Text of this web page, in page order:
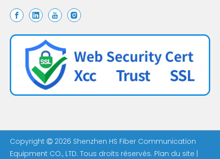
Copyright  2026 Shenzhen HS Fiber Communication
Equipment CO., LTD. Tous droits réservés. Plan du site |